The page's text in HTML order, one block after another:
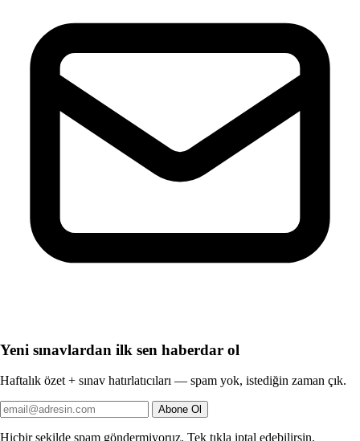
Yeni sınavlardan ilk sen haberdar ol
Haftalık özet + sınav hatırlatıcıları — spam yok, istediğin zaman çık.
Abone Ol
Hiçbir şekilde spam göndermiyoruz. Tek tıkla iptal edebilirsin.